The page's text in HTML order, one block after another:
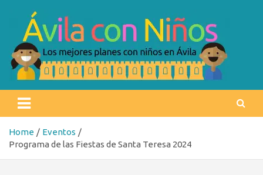
content
Ávila con niños
Home
Eventos
Programa de las Fiestas de Santa Teresa 2024